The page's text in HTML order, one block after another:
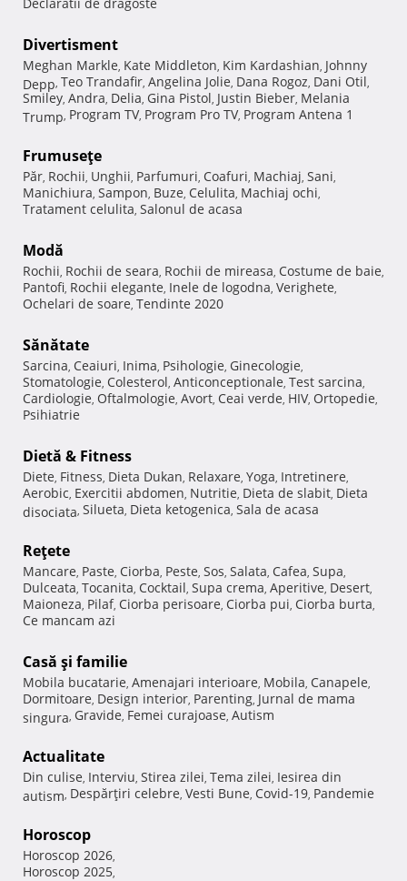
Divertisment
Meghan Markle, Kate Middleton, Kim Kardashian, Johnny
Depp, Teo Trandafir, Angelina Jolie, Dana Rogoz, Dani Otil,
Smiley, Andra, Delia, Gina Pistol, Justin Bieber, Melania
Trump, Program TV, Program Pro TV, Program Antena 1
Frumuseţe
Păr, Rochii, Unghii, Parfumuri, Coafuri, Machiaj, Sani,
Manichiura, Sampon, Buze, Celulita, Machiaj ochi,
Tratament celulita, Salonul de acasa
Modă
Rochii, Rochii de seara, Rochii de mireasa, Costume de baie,
Pantofi, Rochii elegante, Inele de logodna, Verighete,
Ochelari de soare, Tendinte 2020
Sănătate
Sarcina, Ceaiuri, Inima, Psihologie, Ginecologie,
Stomatologie, Colesterol, Anticonceptionale, Test sarcina,
Cardiologie, Oftalmologie, Avort, Ceai verde, HIV, Ortopedie,
Psihiatrie
Dietă & Fitness
Diete, Fitness, Dieta Dukan, Relaxare, Yoga, Intretinere,
Aerobic, Exercitii abdomen, Nutritie, Dieta de slabit, Dieta
disociata, Silueta, Dieta ketogenica, Sala de acasa
Reţete
Mancare, Paste, Ciorba, Peste, Sos, Salata, Cafea, Supa,
Dulceata, Tocanita, Cocktail, Supa crema, Aperitive, Desert,
Maioneza, Pilaf, Ciorba perisoare, Ciorba pui, Ciorba burta,
Ce mancam azi
Casă şi familie
Mobila bucatarie, Amenajari interioare, Mobila, Canapele,
Dormitoare, Design interior, Parenting, Jurnal de mama
singura, Gravide, Femei curajoase, Autism
Actualitate
Din culise, Interviu, Stirea zilei, Tema zilei, Iesirea din
autism, Despărţiri celebre, Vesti Bune, Covid-19, Pandemie
Horoscop
Horoscop 2026,
Horoscop 2025,